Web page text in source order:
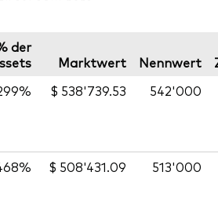
der
Marktwert Nennwert
$ 538'739.53 542'000
$ 508'431.09 513'000